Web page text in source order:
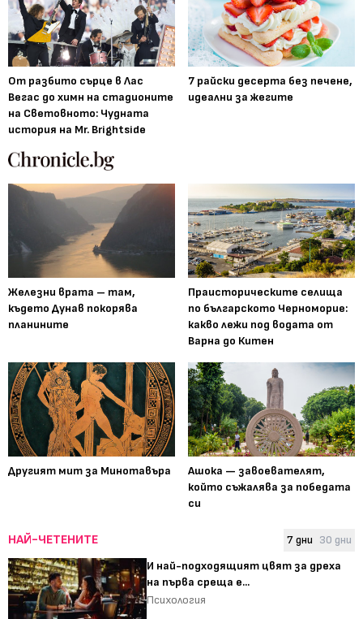
От разбито сърце в Лас
Вегас до химн на стадионите
на Световното: Чудната
история на Mr. Brightside
7 райски десерта без печене,
идеални за жегите
Железни врата – там,
където Дунав покорява
планините
Праисторическите селища
по българското Черноморие:
какво лежи под водата от
Варна до Китен
Другият мит за Минотавъра
Ашока — завоевателят,
който съжалява за победата
си
НАЙ-ЧЕТЕНИТЕ 7 дни 30 дни
И най-подходящият цвят за дреха
на първа среща е...
Психология